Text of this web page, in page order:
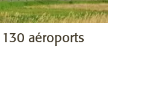
aéroports